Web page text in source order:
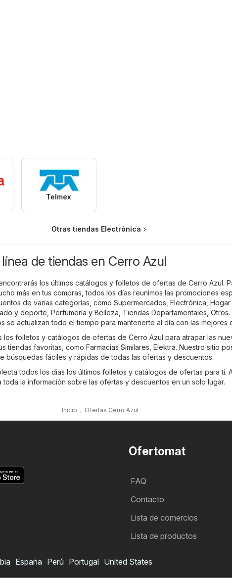
Telmex
Otras tiendas Electrónica
de tiendas en Cerro Azul
los últimos catálogos y folletos de ofertas de Cerro Azul.
más en tus compras, todos los días reunimos las promociones
de varias categorías, como Supermercados Electrónica Hogar
y deporte Perfumería y Belleza Tiendas Departamentales Otros
se actualizan todo el tiempo para mantenerte al día con las mejores
los folletos y catálogos de ofertas de Cerro Azul para atrapar las
tiendas favoritas, como Farmacias Similares Elektra. Nuestro sitio
búsquedas fáciles y rápidas de todas las ofertas y descuentos.
todos los días los últimos folletos y catálogos de ofertas para ti.
la información sobre las ofertas y descuentos en un solo lugar.
Inicio Ofertas Cerro Azul
Ofertomat
FAQ
Contacto
Lista de comercios
Lista de productos
España Perú Portugal United States